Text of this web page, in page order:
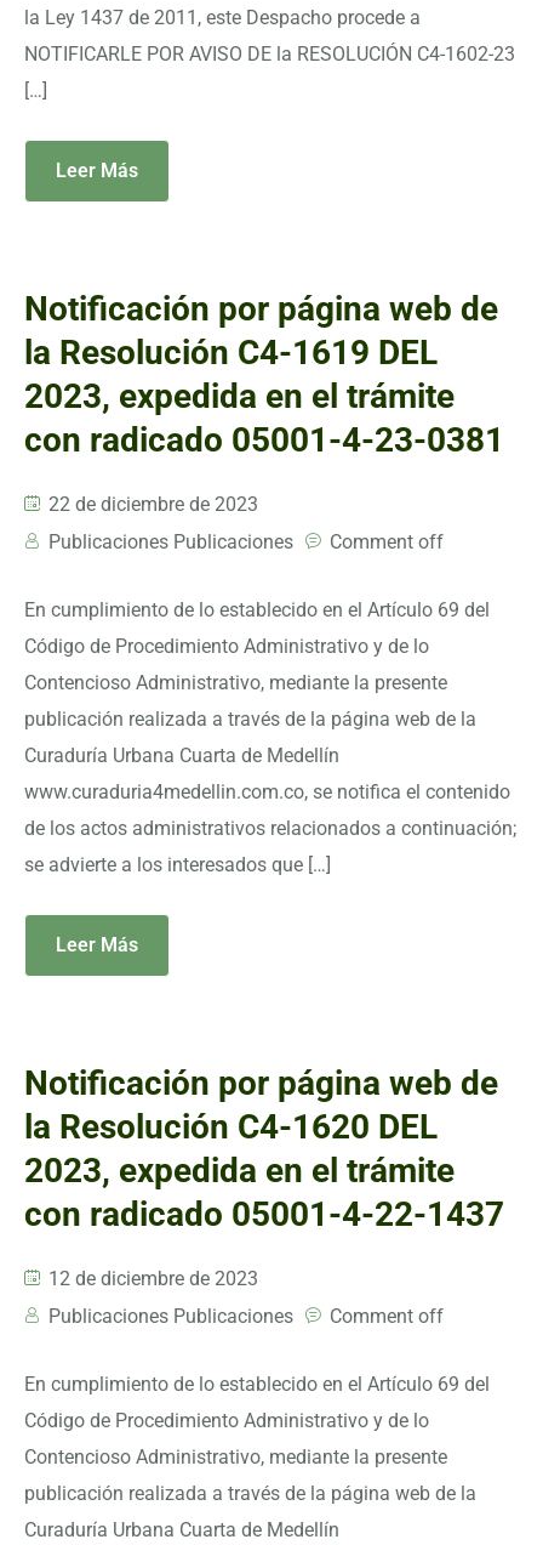
la Ley 1437 de 2011, este Despacho procede a
NOTIFICARLE POR AVISO DE la RESOLUCIÓN C4-1602-23
[…]
Leer Más
Notificación por página web de
la Resolución C4-1619 DEL
2023, expedida en el trámite
con radicado 05001-4-23-0381
22 de diciembre de 2023
Publicaciones Publicaciones
Comment off
En cumplimiento de lo establecido en el Artículo 69 del
Código de Procedimiento Administrativo y de lo
Contencioso Administrativo, mediante la presente
publicación realizada a través de la página web de la
Curaduría Urbana Cuarta de Medellín
www.curaduria4medellin.com.co, se notifica el contenido
de los actos administrativos relacionados a continuación;
se advierte a los interesados que […]
Leer Más
Notificación por página web de
la Resolución C4-1620 DEL
2023, expedida en el trámite
con radicado 05001-4-22-1437
12 de diciembre de 2023
Publicaciones Publicaciones
Comment off
En cumplimiento de lo establecido en el Artículo 69 del
Código de Procedimiento Administrativo y de lo
Contencioso Administrativo, mediante la presente
publicación realizada a través de la página web de la
Curaduría Urbana Cuarta de Medellín